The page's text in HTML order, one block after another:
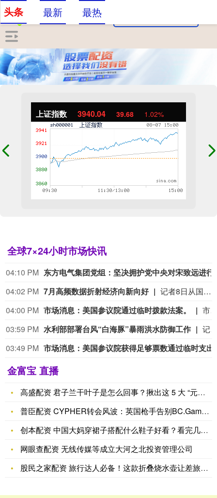
上证指数 3940.04 39.68 1.02%
全球7×24小时市场快讯
04:10 PM
04:02 PM 7月高频数据折射经济向新向好
记者8日从国家发展改革委国家信息中心了解到，7月份，多领域高频数据平稳向好，线下消费稳步增长，投资结构不断优化，市场资本主动布局新质生产力相关赛道，创新活力持续迸发。线下消费大数据显示，7月各类消费支付金额同比增长2.2%，增速比上月提高0.8个百分点。其中，家用电器与音像器材类支付金额同比增长8.5%，增速比上月提高10.9个百分点。反映中小商户经营状况的“收钱吧”实体商业活力指数升至81.9，较上月提高3.1%。（新华社）
04:00 PM 市场消息：美国参议院通过临时拨款法案。
市场消息：美国参议院通
03:59 PM 水利部部署台风“白海豚”暴雨洪水防御工作
记者8日从水利部获悉，水利部7日下午举行专题会商，分析研判今年第13号台风“白海豚”发展态势及影响，系统安排部署台风暴雨洪水防御工作。记者了解到，台风“白海豚”具有登陆强度大、携带水汽足、影响范围广、持续时间长等突出特点。受其影响，预报8月8日至
03:49 PM
金富宝 直播
高盛配资 君子兰干叶子是怎么回事？揪出这 5 大 “元凶”，
普臣配资 CYPHER转会风波：英国枪手告别BC.Game，
创本配资 中国大妈穿裙子搭配什么鞋子好看？看完几组对比图，你
网眼查配资 无线传媒等成立大河之北投资管理公司
股民之家配资 旅行达人必备！这款折叠烧水壶让差旅生活瞬间升级
头条 最新 最热